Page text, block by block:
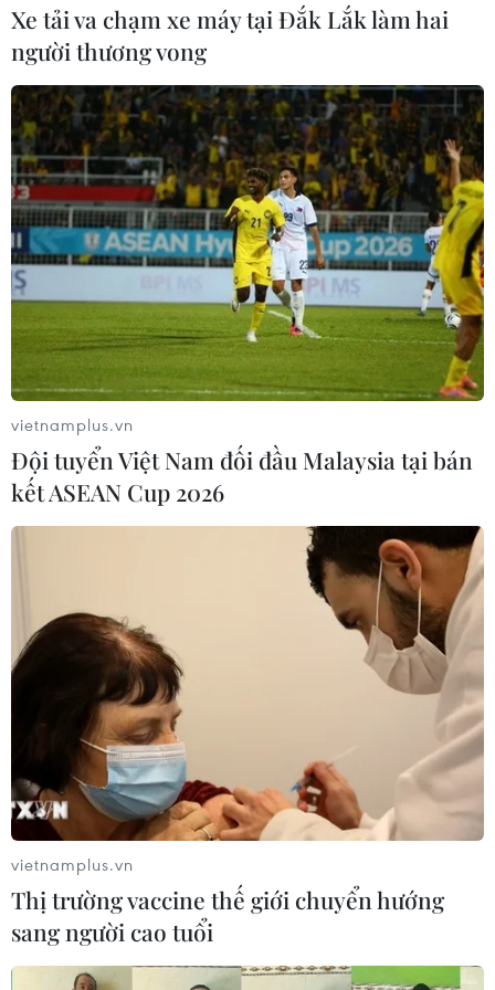
Xe tải va chạm xe máy tại Đắk Lắk làm hai
người thương vong
vietnamplus.vn
Đội tuyển Việt Nam đối đầu Malaysia tại bán
kết ASEAN Cup 2026
vietnamplus.vn
Thị trường vaccine thế giới chuyển hướng
sang người cao tuổi